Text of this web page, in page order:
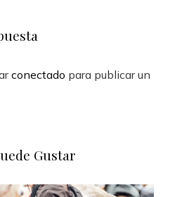
conectado para publicar un
Gustar